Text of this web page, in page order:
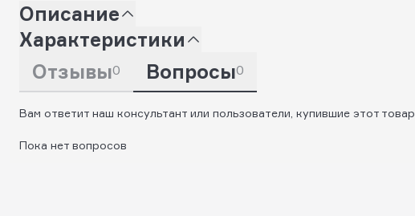
Описание
Характеристики
Отзывы0 Вопросы0
Вам ответит наш консультант или пользователи, купившие этот товар.
Пока нет вопросов